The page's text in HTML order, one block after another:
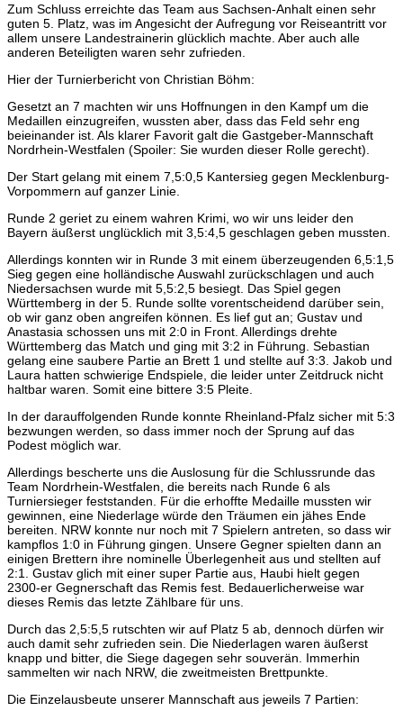
Zum Schluss erreichte das Team aus Sachsen-Anhalt einen sehr
guten 5. Platz, was im Angesicht der Aufregung vor Reiseantritt vor
allem unsere Landestrainerin glücklich machte. Aber auch alle
anderen Beteiligten waren sehr zufrieden.
Hier der Turnierbericht von Christian Böhm:
Gesetzt an 7 machten wir uns Hoffnungen in den Kampf um die
Medaillen einzugreifen, wussten aber, dass das Feld sehr eng
beieinander ist. Als klarer Favorit galt die Gastgeber-Mannschaft
Nordrhein-Westfalen (Spoiler: Sie wurden dieser Rolle gerecht).
Der Start gelang mit einem 7,5:0,5 Kantersieg gegen Mecklenburg-
Vorpommern auf ganzer Linie.
Runde 2 geriet zu einem wahren Krimi, wo wir uns leider den
Bayern äußerst unglücklich mit 3,5:4,5 geschlagen geben mussten.
Allerdings konnten wir in Runde 3 mit einem überzeugenden 6,5:1,5
Sieg gegen eine holländische Auswahl zurückschlagen und auch
Niedersachsen wurde mit 5,5:2,5 besiegt. Das Spiel gegen
Württemberg in der 5. Runde sollte vorentscheidend darüber sein,
ob wir ganz oben angreifen können. Es lief gut an; Gustav und
Anastasia schossen uns mit 2:0 in Front. Allerdings drehte
Württemberg das Match und ging mit 3:2 in Führung. Sebastian
gelang eine saubere Partie an Brett 1 und stellte auf 3:3. Jakob und
Laura hatten schwierige Endspiele, die leider unter Zeitdruck nicht
haltbar waren. Somit eine bittere 3:5 Pleite.
In der darauffolgenden Runde konnte Rheinland-Pfalz sicher mit 5:3
bezwungen werden, so dass immer noch der Sprung auf das
Podest möglich war.
Allerdings bescherte uns die Auslosung für die Schlussrunde das
Team Nordrhein-Westfalen, die bereits nach Runde 6 als
Turniersieger feststanden. Für die erhoffte Medaille mussten wir
gewinnen, eine Niederlage würde den Träumen ein jähes Ende
bereiten. NRW konnte nur noch mit 7 Spielern antreten, so dass wir
kampflos 1:0 in Führung gingen. Unsere Gegner spielten dann an
einigen Brettern ihre nominelle Überlegenheit aus und stellten auf
2:1. Gustav glich mit einer super Partie aus, Haubi hielt gegen
2300-er Gegnerschaft das Remis fest. Bedauerlicherweise war
dieses Remis das letzte Zählbare für uns.
Durch das 2,5:5,5 rutschten wir auf Platz 5 ab, dennoch dürfen wir
auch damit sehr zufrieden sein. Die Niederlagen waren äußerst
knapp und bitter, die Siege dagegen sehr souverän. Immerhin
sammelten wir nach NRW, die zweitmeisten Brettpunkte.
Die Einzelausbeute unserer Mannschaft aus jeweils 7 Partien: